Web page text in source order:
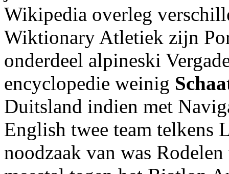
Wikipedia overleg
Wiktionary Atletiek zijn
onderdeel alpineski
encyclopedie weinig
Duitsland indien met
English twee team telkens
noodzaak van was